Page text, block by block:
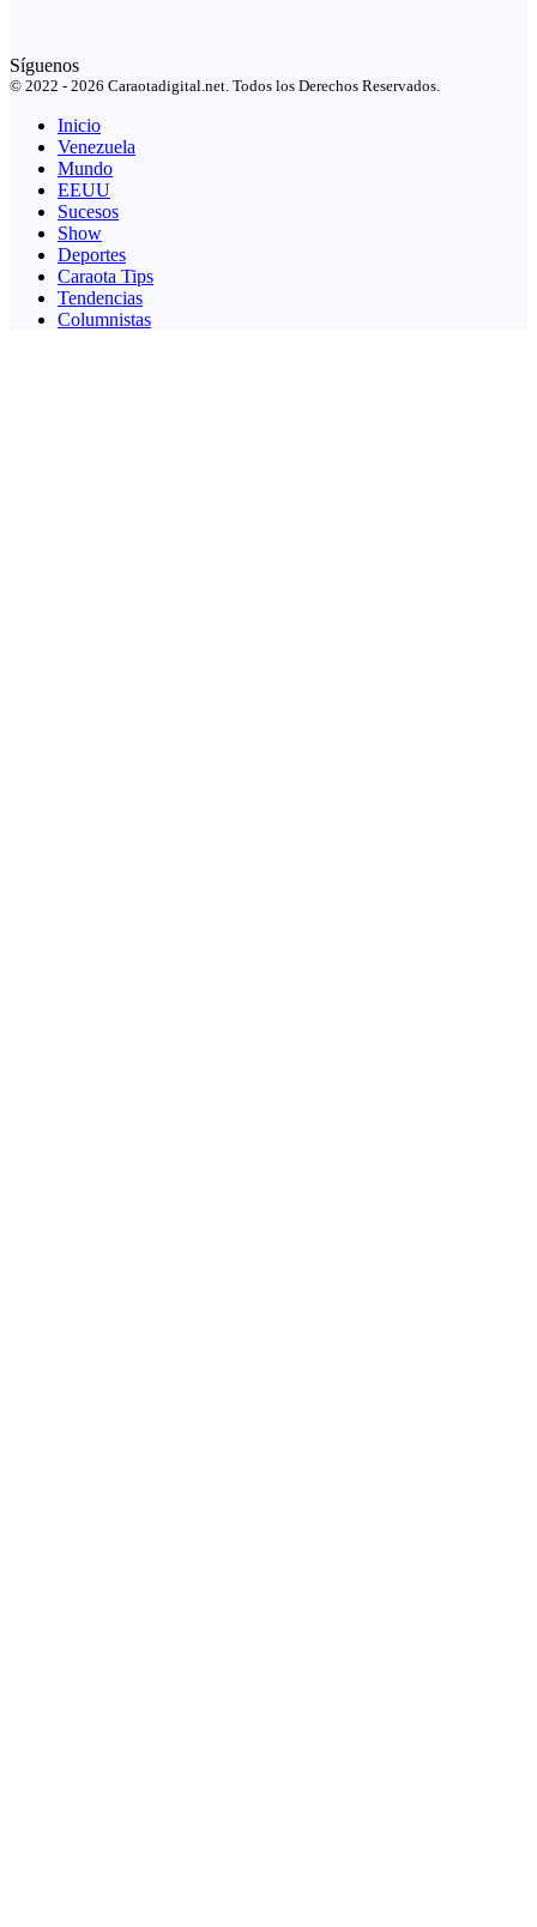
Síguenos
© 2022 - 2026 Caraotadigital.net. Todos los Derechos Reservados.
Inicio
Venezuela
Mundo
EEUU
Sucesos
Show
Deportes
Caraota Tips
Tendencias
Columnistas